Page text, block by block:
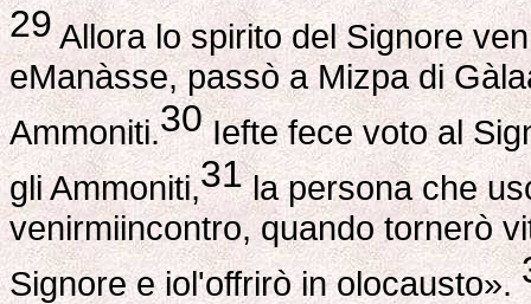
29Allora lo spirito del Signore
eManàsse, passò a Mizpa di
Ammoniti.30Iefte fece voto al
gli Ammoniti,31la persona che
venirmiincontro, quando tornerò
Signore e iol'offrirò in olocausto».